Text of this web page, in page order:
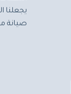
يجعلنا
صيانة